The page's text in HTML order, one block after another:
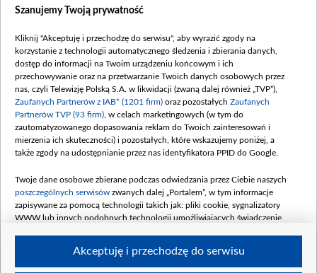
Dofinansowanie 635 783 051,21 PLN
(wpłata wrzesień 100 mln, październik 350
mln, listopad 265 mln)
Dofinansowanie 48 862 000,00 PLN
Data podpisania umowy: GRUDZIEŃ 2025
(wpłata grudzień 60,548 mln)
Dofinansowanie 900 000 000,00 PLN
Data podpisania umowy: LUTY 2026 (wpłata
kwiecień 180 mln, 7 maja 180 mln, 8
czerwca 90 mln)
Dofinansowanie 250 000 000,00 PLN
4 sierpnia 250 mln
Szanujemy Twoją prywatność
Kliknij "Akceptuję i przechodzę do serwisu", aby wyrazić zgody na
korzystanie z technologii automatycznego śledzenia i zbierania danych,
dostęp do informacji na Twoim urządzeniu końcowym i ich
przechowywanie oraz na przetwarzanie Twoich danych osobowych przez
nas, czyli Telewizję Polską S.A. w likwidacji (zwaną dalej również „TVP”),
Zaufanych Partnerów z IAB* (1201 firm) oraz pozostałych Zaufanych
Partnerów TVP (93 firm) , w celach marketingowych (w tym do
zautomatyzowanego dopasowania reklam do Twoich zainteresowań i
mierzenia ich skuteczności) i pozostałych, które wskazujemy poniżej, a
także zgody na udostępnianie przez nas identyfikatora PPID do Google.
Twoje dane osobowe zbierane podczas odwiedzania przez Ciebie naszych
poszczególnych serwisów zwanych dalej „Portalem”, w tym informacje
zapisywane za pomocą technologii takich jak: pliki cookie, sygnalizatory
WWW lub innych podobnych technologii umożliwiających świadczenie
Akceptuję i przechodzę do serwisu